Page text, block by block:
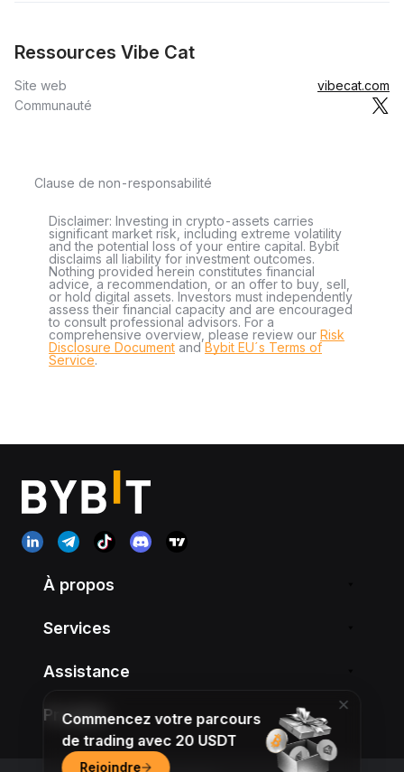
Ressources Vibe Cat
Site web
vibecat.com
Communauté
Clause de non-responsabilité
Disclaimer: Investing in crypto-assets carries
significant market risk, including extreme volatility
and the potential loss of your entire capital. Bybit
disclaims all liability for investment outcomes.
Nothing provided herein constitutes financial
advice, a recommendation, or an offer to buy, sell,
or hold digital assets. Investors must independently
assess their financial capacity and are encouraged
to consult professional advisors. For a
comprehensive overview, please review our Risk
Disclosure Document andBybit EU´s Terms of
Service.
À propos
Services
Assistance
Produits
Commencez votre parcours
de trading avec 20 USDT
Rejoindre